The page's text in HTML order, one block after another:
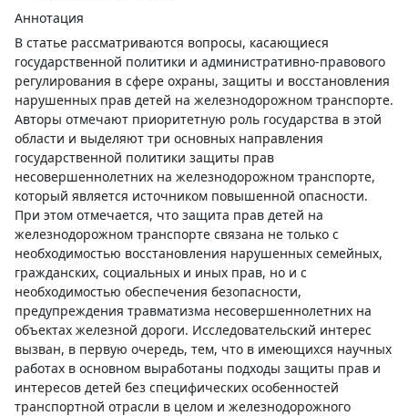
Аннотация
В статье рассматриваются вопросы, касающиеся
государственной политики и административно-правового
регулирования в сфере охраны, защиты и восстановления
нарушенных прав детей на железнодорожном транспорте.
Авторы отмечают приоритетную роль государства в этой
области и выделяют три основных направления
государственной политики защиты прав
несовершеннолетних на железнодорожном транспорте,
который является источником повышенной опасности.
При этом отмечается, что защита прав детей на
железнодорожном транспорте связана не только с
необходимостью восстановления нарушенных семейных,
гражданских, социальных и иных прав, но и с
необходимостью обеспечения безопасности,
предупреждения травматизма несовершеннолетних на
объектах железной дороги. Исследовательский интерес
вызван, в первую очередь, тем, что в имеющихся научных
работах в основном выработаны подходы защиты прав и
интересов детей без специфических особенностей
транспортной отрасли в целом и железнодорожного